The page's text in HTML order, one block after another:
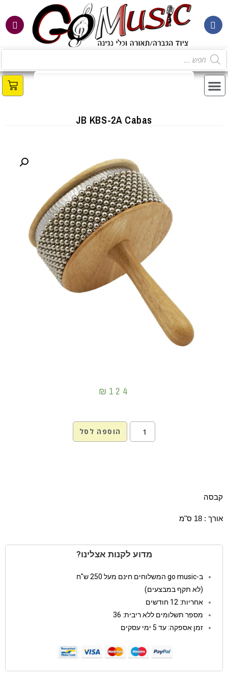
JB KBS-2A Cabas
₪ 124
הוספה לסל
קבסה
אורך : 18 ס"מ
מדוע לקנות אצלינו?
ב-go music המשלוחים חינם מעל 250 ש"ח
(לא תקף במבצעים)
אחריות: 12 חודשים
מספר תשלומים ללא ריבית: 36
זמן אספקה: עד 5 ימי עסקים